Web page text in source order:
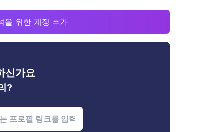
을 위한 계정 추가
신가요
?